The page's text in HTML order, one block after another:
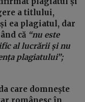
a titlului,
ea plagiatul, dar
că “nu este
al lucrării și nu
plagiatului”;
care domnește